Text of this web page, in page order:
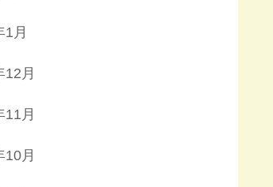
1月
12月
11月
10月